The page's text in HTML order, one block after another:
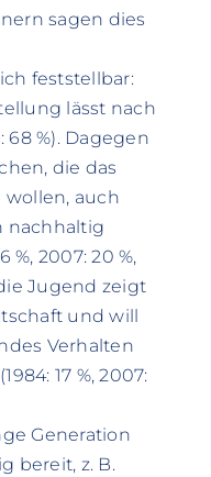
sagen dies
feststellbar:
lässt nach
68 %). Dagegen
die das
auch
nachhaltig
%, 2007: 20 %,
Jugend zeigt
und will
Verhalten
17 %, 2007:
Generation
bereit, z. B.